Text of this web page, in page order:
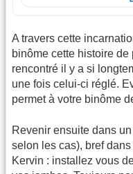
A travers cette
binôme cette histoire
rencontré il y a si
une fois celui-ci réglé.
permet à votre binôme
Revenir ensuite dans
selon les cas), bref
Kervin : installez vous